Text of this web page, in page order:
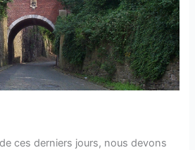
ces derniers jours, nous devons